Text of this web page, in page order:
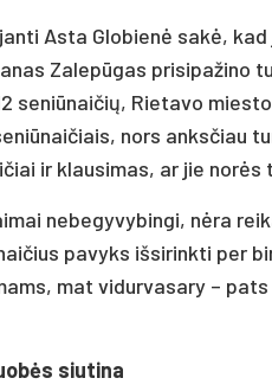
Asta Globienė sakė,
Zalepūgas prisipažino
seniūnaičių, Rietavo
nors anksčiau
ir klausimas, ar jie
nebegyvybingi, nėra
pavyks išsirinkti per
mat vidurvasary –
siutina